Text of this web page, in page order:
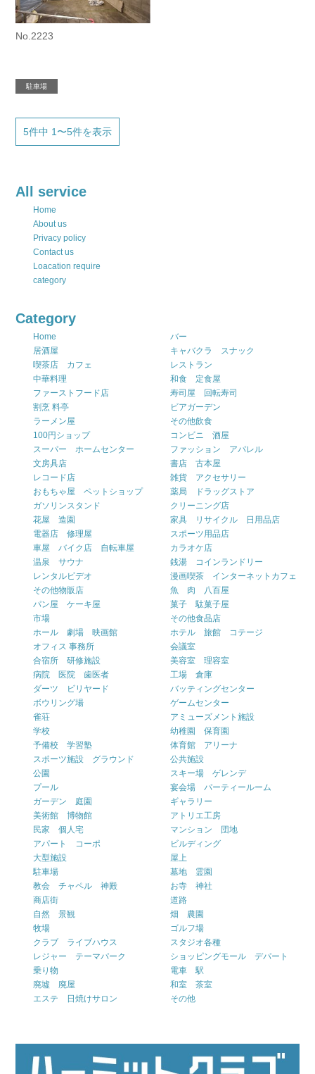
No.2223
駐車場
5件中 1〜5件を表示
All service
Home
About us
Privacy policy
Contact us
Loacation require
category
Category
Home
バー
居酒屋
キャバクラ スナック
喫茶店 カフェ
レストラン
中華料理
和食 定食屋
ファーストフード店
寿司屋 回転寿司
割烹 料亭
ビアガーデン
ラーメン屋
その他飲食
100円ショップ
コンビニ 酒屋
スーパー ホームセンター
ファッション アパレル
文房具店
書店 古本屋
レコード店
雑貨 アクセサリー
おもちゃ屋 ペットショップ
薬局 ドラッグストア
ガソリンスタンド
クリーニング店
花屋 造園
家具 リサイクル 日用品店
電器店 修理屋
スポーツ用品店
車屋 バイク店 自転車屋
カラオケ店
温泉 サウナ
銭湯 コインランドリー
レンタルビデオ
漫画喫茶 インターネットカフェ
その他物販店
魚 肉 八百屋
パン屋 ケーキ屋
菓子 駄菓子屋
市場
その他食品店
ホール 劇場 映画館
ホテル 旅館 コテージ
オフィス 事務所
会議室
合宿所 研修施設
美容室 理容室
病院 医院 歯医者
工場 倉庫
ダーツ ビリヤード
バッティングセンター
ボウリング場
ゲームセンター
雀荘
アミューズメント施設
学校
幼稚園 保育園
予備校 学習塾
体育館 アリーナ
スポーツ施設 グラウンド
公共施設
公園
スキー場 ゲレンデ
プール
宴会場 パーティールーム
ガーデン 庭園
ギャラリー
美術館 博物館
アトリエ工房
民家 個人宅
マンション 団地
アパート コーポ
ビルディング
大型施設
屋上
駐車場
墓地 霊園
教会 チャペル 神殿
お寺 神社
商店街
道路
自然 景観
畑 農園
牧場
ゴルフ場
クラブ ライブハウス
スタジオ各種
レジャー テーマパーク
ショッピングモール デパート
乗り物
電車 駅
廃墟 廃屋
和室 茶室
エステ 日焼けサロン
その他